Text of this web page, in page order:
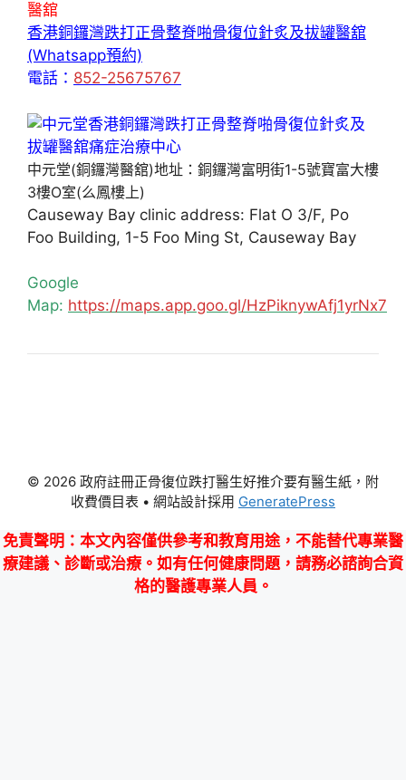
醫舘
香港銅鑼灣跌打正骨整脊啪骨復位針炙及拔罐醫舘
(Whatsapp預約)
電話： 852-25675767
中元堂(銅鑼灣醫舘)地址：銅鑼灣富明街1-5號寶富大樓
3樓O室(么鳳樓上)
Causeway Bay clinic address: Flat O 3/F, Po
Foo Building, 1-5 Foo Ming St, Causeway Bay
Google
Map: https://maps.app.goo.gl/HzPiknywAfj1yrNx7
© 2026 政府註冊正骨復位跌打醫生好推介要有醫生紙，附
收費價目表 • 網站設計採用 GeneratePress
免責聲明 ：本文內容僅供參考和教育用途，不能替代專業醫
療建議、診斷或治療。如有任何健康問題，請務必諮詢合資
格的醫護專業人員。